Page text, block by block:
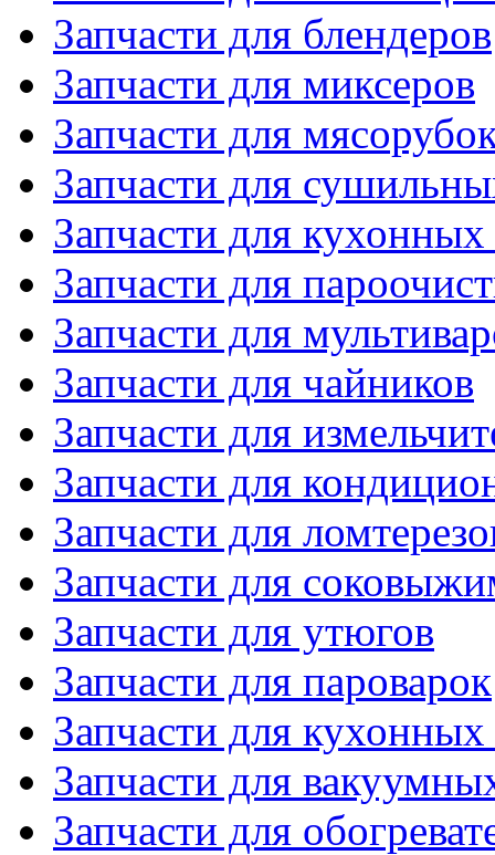
Запчасти для блендеров
Запчасти для миксеров
Запчасти для
Запчасти для
Запчасти для
Запчасти для
Запчасти для
Запчасти для чайников
Запчасти для
Запчасти для
Запчасти для
Запчасти для
Запчасти для утюгов
Запчасти для пароварок
Запчасти для
Запчасти для
Запчасти для